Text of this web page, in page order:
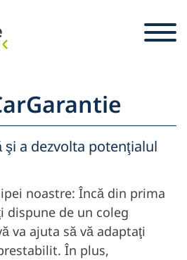
vehiculului
asistenţă
vehiculului
a dezvolta potenţialul
noastre: Încă din prima
dispune de un coleg
va ajuta să vă adaptaţi
În plus,